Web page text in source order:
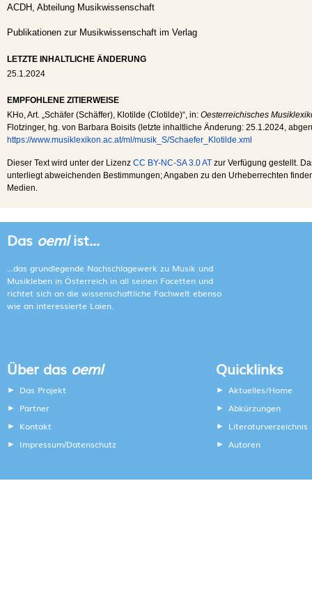
ACDH, Abteilung Musikwissenschaft
Publikationen zur Musikwissenschaft im Verlag
LETZTE INHALTLICHE ÄNDERUNG
25.1.2024
EMPFOHLENE ZITIERWEISE
KHo , Art. „Schäfer (Schäffer), Klotilde (Clotilde)“, in: Oesterreichisches
Flotzinger, hg. von Barbara Boisits (letzte inhaltliche Änderung: 25.1.2024 ,
https://www.musiklexikon.ac.at/ml/musik_S/Schaefer_Klotilde.xml
Dieser Text wird unter der Lizenz CC BY-NC-SA 3.0 AT zur Verfügung gestellt.
unterliegt abweichenden Bestimmungen; Angaben zu den Urheberrechten
Medien.
Das oemlist...
...das grundlegende Nachschlagewerk zu Musik und
Musikleben in Österreich in all seinen Facetten und
richtet sich an die wissenschaftliche Fachwelt ebenso
wie an interessierte Laien.
Über das oeml
Das Projekt
Partner
Kontakt
Impressum/Datenschutz
Quicklinks
Aktuelles/Home
Abkürzungen
Literaturverzeichnis
Autoren